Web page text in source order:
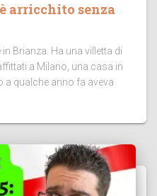
arricchito senza
Brianza. Ha una villetta di
a Milano, una casa in
a qualche anno fa aveva